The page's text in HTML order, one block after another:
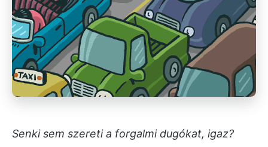
Senki sem szereti a forgalmi dugókat, igaz?